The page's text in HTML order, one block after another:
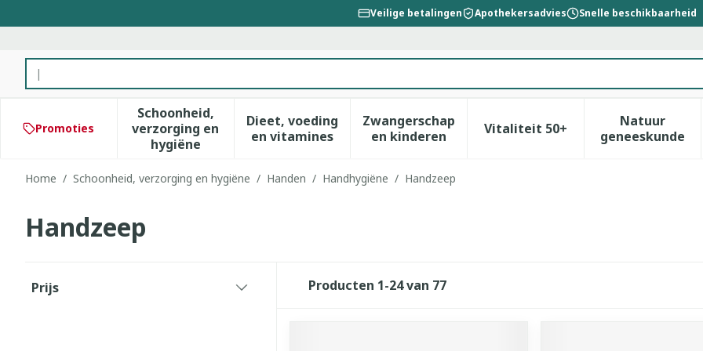
Veilige betalingen Apothekersadvies Snelle beschikbaarheid
Product, merk, categorie...
Promoties
Schoonheid,
verzorging en
hygiëne
Toon submenu voor Schoonheid, verzorging en hygiëne categorie
Dieet, voeding
en vitamines
Toon submenu voor Dieet, voeding en vitamines categorie
Zwangerschap
en kinderenToon submenu voor Zwangerschap en
Vitaliteit 50+Toon submenu voor
Natuur
geneeskunde
Toon
Home / Schoonheid, verzorging en hygiëne / Handen / Handhygiëne / Handzeep
Handzeep
Prijs
Producten 1-24van 77